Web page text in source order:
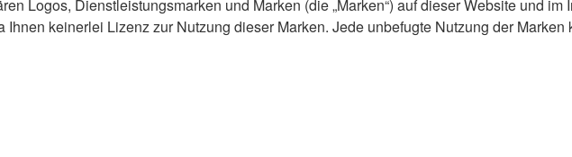
Logos, Dienstleistungsmarken und Marken (die „Marken“) auf dieser Website und
Ihnen keinerlei Lizenz zur Nutzung dieser Marken. Jede unbefugte Nutzung der